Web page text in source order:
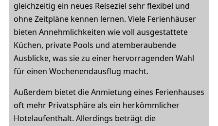
gleichzeitig ein neues Reiseziel sehr flexibel und
ohne Zeitpläne kennen lernen. Viele Ferienhäuser
bieten Annehmlichkeiten wie voll ausgestattete
Küchen, private Pools und atemberaubende
Ausblicke, was sie zu einer hervorragenden Wahl
für einen Wochenendausflug macht.
Außerdem bietet die Anmietung eines Ferienhauses
oft mehr Privatsphäre als ein herkömmlicher
Hotelaufenthalt. Allerdings beträgt die